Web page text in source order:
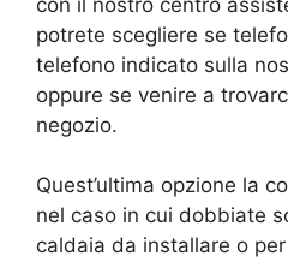
potrete scegliere se
telefono indicato sulla
oppure se venire a
negozio.
Quest’ultima opzione la
nel caso in cui dobbiate
caldaia da installare o